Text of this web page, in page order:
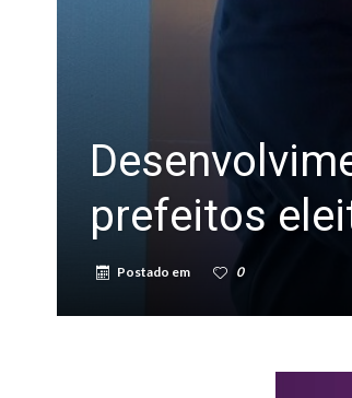
prefeitos
Postado em 0